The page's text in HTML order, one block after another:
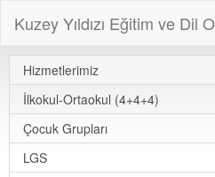
Kuzey Yıldızı Eğitim ve Dil
Hizmetlerimiz
İlkokul-Ortaokul (4+4+4)
Çocuk Grupları
LGS